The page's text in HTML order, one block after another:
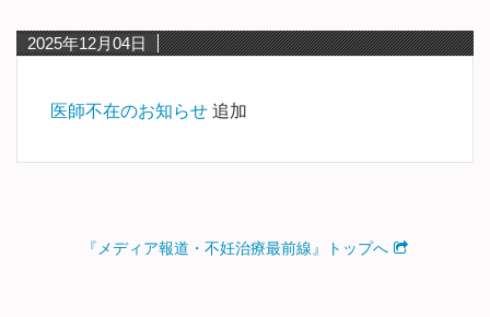
2025年12月04日
医師不在のお知らせ 追加
『メディア報道・不妊治療最前線』トップへ